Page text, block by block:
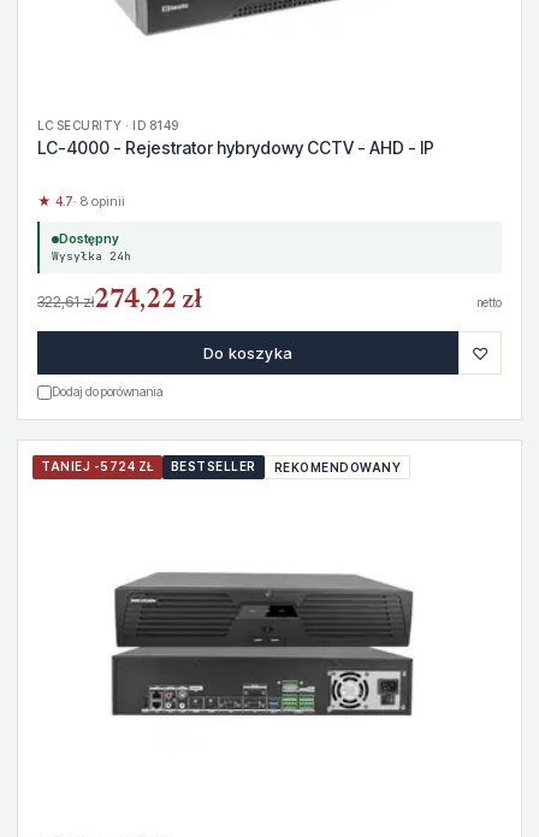
LC SECURITY · ID 8149
LC-4000 - Rejestrator hybrydowy CCTV - AHD - IP
★ 4.7· 8 opinii
Dostępny
Wysyłka 24h
322,61 zł274,22 zł netto
Do koszyka ♡
Dodaj do porównania
TANIEJ -5724 ZŁ BESTSELLER REKOMENDOWANY